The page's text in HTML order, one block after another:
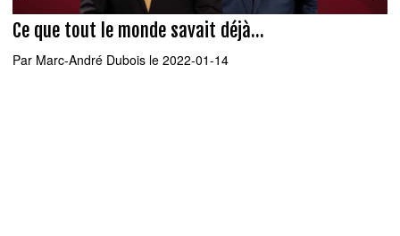
Ce que tout le monde savait déjà...
Par Marc-André Dubois le 2022-01-14